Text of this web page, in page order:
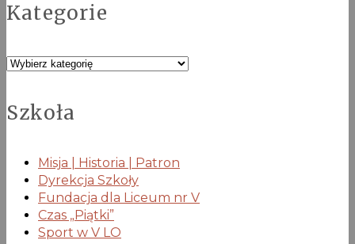
Kategorie
Kategorie
Szkoła
Misja | Historia | Patron
Dyrekcja Szkoły
Fundacja dla Liceum nr V
Czas „Piątki”
Sport w V LO